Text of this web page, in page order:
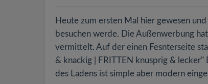
Heute zum ersten Mal hier gewesen
besuchen werde. Die Außenwerbung
vermittelt. Auf der einen Fesnterseite
& knackig | FRITTEN knusprig & lecker"
des Ladens ist simple aber modern